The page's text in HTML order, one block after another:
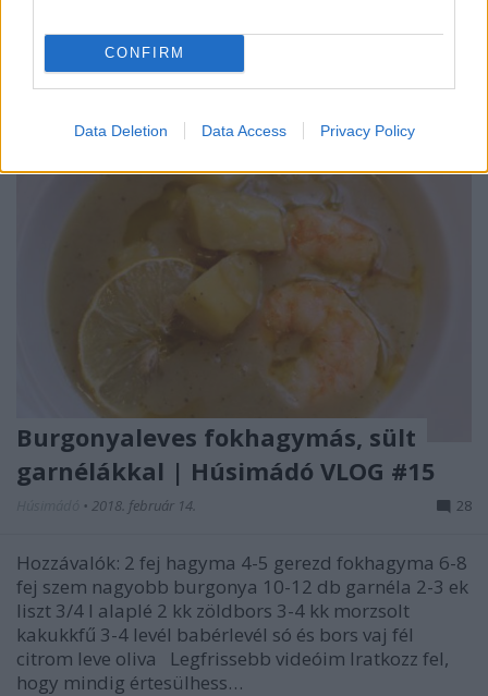
CONFIRM
Data Deletion Data Access Privacy Policy
hogy…
Burgonyaleves fokhagymás, sült
garnélákkal | Húsimádó VLOG #15
• 2018. február 14. 28
Hozzávalók: 2 fej hagyma 4-5 gerezd fokhagyma 6-8
fej szem nagyobb burgonya 10-12 db garnéla 2-3 ek
liszt 3/4 l alaplé 2 kk zöldbors 3-4 kk morzsolt
kakukkfű 3-4 levél babérlevél só és bors vaj fél
citrom leve oliva Legfrissebb videóim Iratkozz fel,
hogy mindig értesülhess…